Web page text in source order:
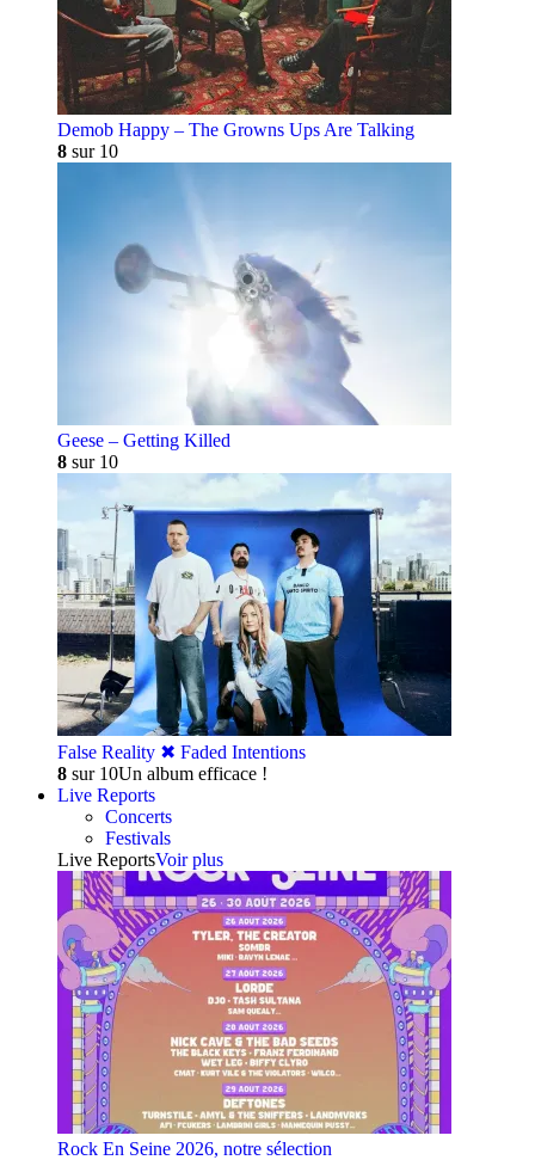
Demob Happy – The Growns Ups Are Talking
8 sur 10
Geese – Getting Killed
8 sur 10
False Reality ✖︎ Faded Intentions
8 sur 10Un album efficace !
Live Reports
Concerts
Festivals
Live ReportsVoir plus
Rock En Seine 2026, notre sélection